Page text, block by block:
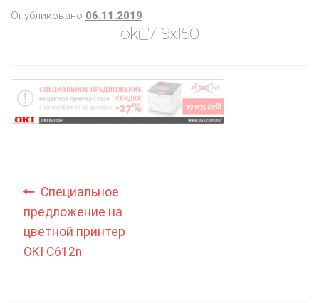
О компании
Контакты
Опубликовано 06.11.2019
oki_719x150
Навигация
по
записям
Предыдущий:
Специальное
предложение на
цветной принтер
OKI C612n